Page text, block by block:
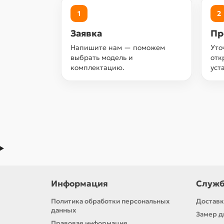
1
Заявка
Напишите нам — поможем
выбрать модель и
комплектацию.
2
Информация
Политика обработки персональных
данных
Замер